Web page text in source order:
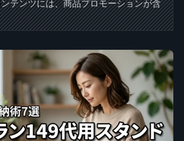
テンツには、商品プロモーションが含